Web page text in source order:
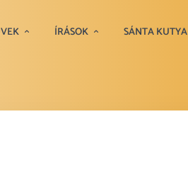
ÍRÁSOK SÁNTA KUTYA